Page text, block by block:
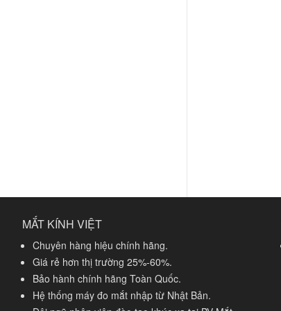
MẮT KÍNH VIỆT
Chuyên hàng hiệu chính hãng.
Giá rẻ hơn thị trường 25%-60%.
Bảo hành chính hãng Toàn Quốc.
Hệ thống máy đo mắt nhập từ Nhật Bản.